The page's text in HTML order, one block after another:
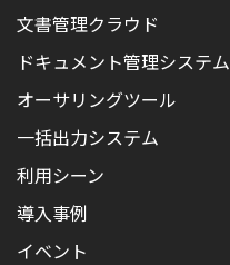
文書管理クラウド
ドキュメント管理システム
オーサリングツール
一括出力システム
利用シーン
導入事例
イベント